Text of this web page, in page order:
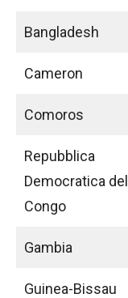
Bangladesh
Cameron
Comoros
Repubblica
Democratica del
Congo
Gambia
Guinea-Bissau